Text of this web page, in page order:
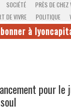
SOCIÉTÉ PRÈS DE CHEZ
DE VIVRE
POLITIQUE
à
pour le